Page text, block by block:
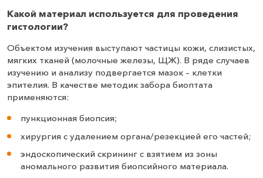
Какой материал используется для проведения
гистологии?
Объектом изучения выступают частицы кожи, слизистых,
мягких тканей (молочные железы, ЩЖ). В ряде случаев
изучению и анализу подвергается мазок – клетки
эпителия. В качестве методик забора биоптата
применяются:
пункционная биопсия;
хирургия с удалением органа/резекцией его частей;
эндоскопический скрининг с взятием из зоны
аномального развития биопсийного материала.